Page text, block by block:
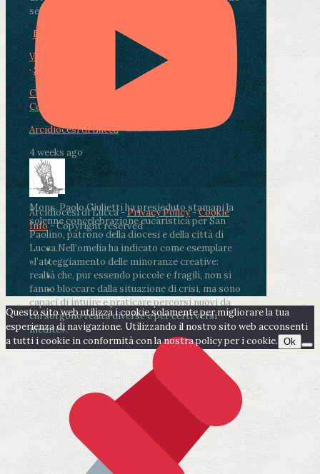
segnate dalla malattia.
Photo
View on Facebook
· Share
Condividi su Facebook
Condividi su LinkedIn
Arcidiocesi di Lucca
4 weeks ago
Mons. Paolo Giulietti ha presieduto stamani la
solenne concelebrazione eucaristica per San
Paolino, patrono della diocesi e della città di
Lucca.Nell’omelia ha indicato come esemplare
«l’atteggiamento delle minoranze creative:
realtà che, pur essendo piccole e fragili, non si
fanno bloccare dalla situazione di crisi, ma sono
capaci di intuire e praticare percorsi nuovi da
cui sorgono realtà diverse e per certi versi
inedite».
Arcidiocesi di Lucca -Privacy Policy-Cookie
Info- Copyright reserved
Questo sito web utilizza i cookie solamente per migliorare la tua
esperienza di navigazione. Utilizzando il nostro sito web acconsenti
a tutti i cookie in conformità con la nostra policy per i cookie. Ok